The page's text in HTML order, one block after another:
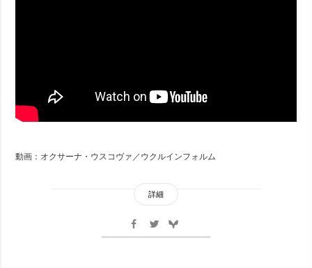
動画：オクサーナ・ウスコヴァ／ウクルインフォルム
詳細